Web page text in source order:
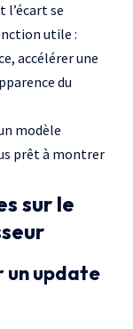
l’écart se
utile :
accélérer une
du
modèle
prêt à montrer
sur le
un update